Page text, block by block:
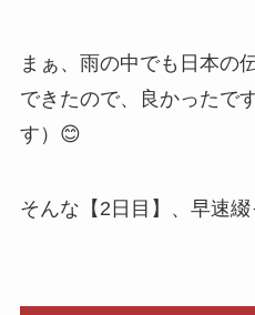
まぁ、雨の中でも日本の
できたので、良かったで
す）😊
そんな【2日目】、早速綴